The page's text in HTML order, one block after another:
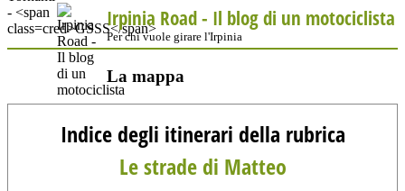
Irpinia Road - Il blog di un motociclista
Per chi vuole girare l'Irpinia
La mappa
Indice degli itinerari della rubrica
Le strade di Matteo